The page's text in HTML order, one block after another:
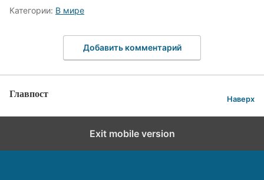
Категории: В мире
Добавить комментарий
Главпост Наверх
Exit mobile version